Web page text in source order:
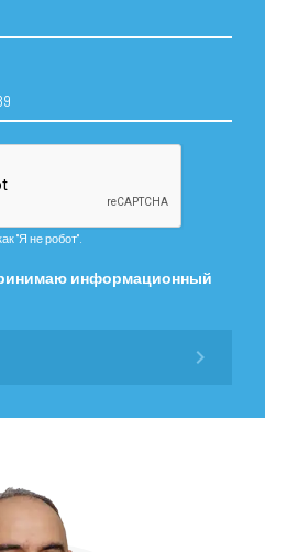
"Я не робот".
информационный